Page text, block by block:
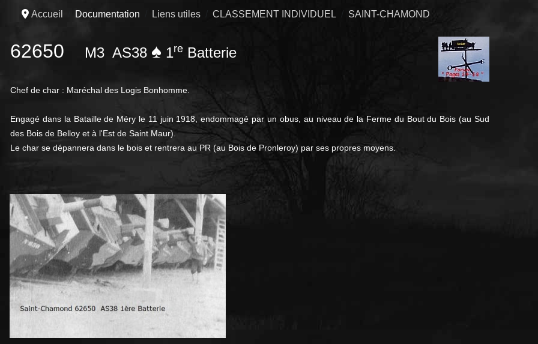
Accueil Documentation Liens utiles CLASSEMENT INDIVIDUEL SAINT-CHAMOND
62650 M3 AS38 ♠ 1re Batterie
Chef de char : Maréchal des Logis Bonhomme.
Engagé dans la Bataille de Méry le 11 juin 1918, endommagé par un obus, au niveau de la Ferme du Bout du Bois (au Sud
des Bois de Belloy et à l'Est de Saint Maur).
Le char se dépannera dans le bois et rentrera au PR (au Bois de Pronleroy) par ses propres moyens.